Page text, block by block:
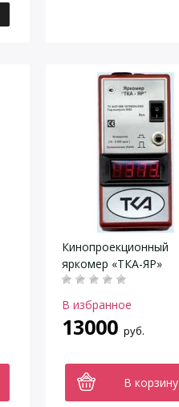
Кинопроекционный
яркомер «ТКА-ЯР»
В избранное
13000 руб.
В корзину